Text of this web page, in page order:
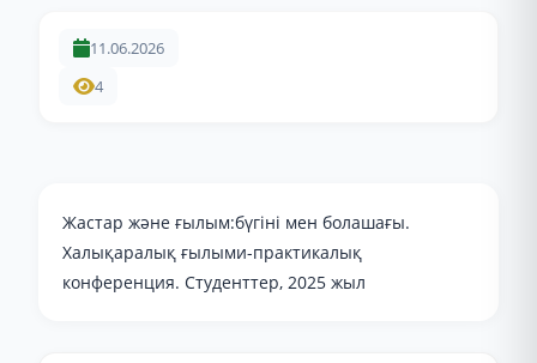
11.06.2026
4
Жастар және ғылым:бүгіні мен болашағы.
Халықаралық ғылыми-практикалық
конференция. Студенттер, 2025 жыл